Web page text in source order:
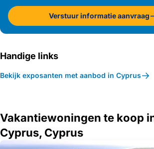
Verstuur informatie aanvraag
Handige links
Bekijk exposanten met aanbod in Cyprus
Vakantiewoningen te koop
Cyprus, Cyprus